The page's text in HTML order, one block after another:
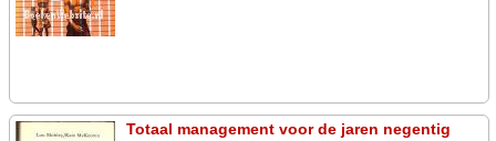
Totaal management voor de jaren negentig